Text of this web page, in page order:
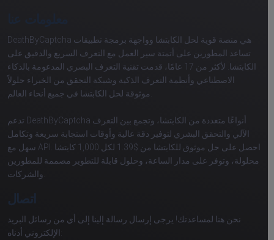
DeathByCaptcha هي منصة قوية لحل الكابتشا وواجهة برمجة تطبيقات
تساعد المطورين على أتمتة سير العمل مع التعرف السريع والدقيق على
الكابتشا. لأكثر من 17 عامًا، قدمت تقنية التعرف البصري المدعومة بالذكاء
الاصطناعي وأنظمة التعرف الذكية وشبكة التحقق من الخبراء حلولاً
تدعم DeathByCaptcha أنواعًا متعددة من الكابتشا، وتجمع بين التعرف
الآلي والتحقق البشري لتوفير دقة عالية وأوقات استجابة سريعة وتكامل
سهل مع API. احصل على حل موثوق للكابتشا من $1.39 لكل 1,000 كابتشا
محلولة، وتوفر على مدار الساعة، وحلول قابلة للتطوير مصممة للمطورين
اتصال
نحن هنا لمساعدتك! يرجى إرسال رسالة إلينا إلى أي من رسائل البريد